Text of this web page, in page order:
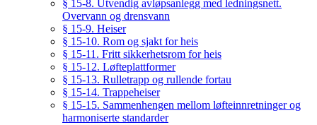
§ 15-8. Utvendig avløpsanlegg med ledningsnett.
Overvann og drensvann
§ 15-9. Heiser
§ 15-10. Rom og sjakt for heis
§ 15-11. Fritt sikkerhetsrom for heis
§ 15-12. Løfteplattformer
§ 15-13. Rulletrapp og rullende fortau
§ 15-14. Trappeheiser
§ 15-15. Sammenhengen mellom løfteinnretninger og
harmoniserte standarder